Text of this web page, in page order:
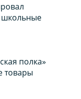
полка»
товары